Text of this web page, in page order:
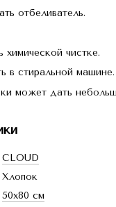
отбеливатель.
химической чистке.
в стиральной машине.
может дать
CLOUD
Хлопок
50x80 см